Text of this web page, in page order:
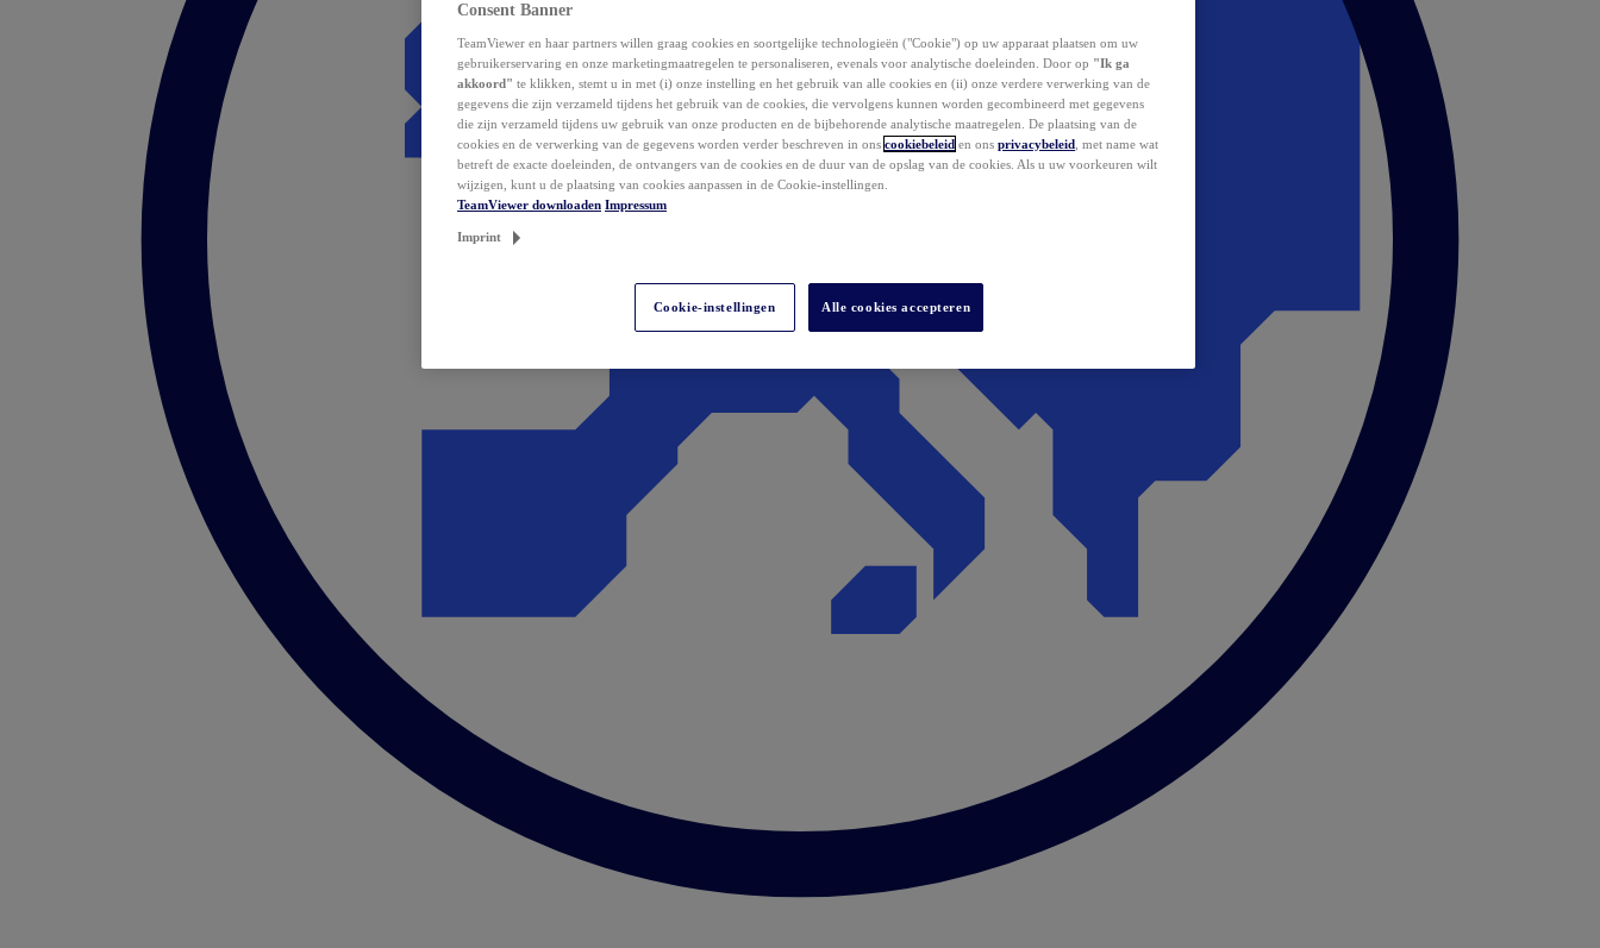
Consent Banner
TeamViewer en haar partners willen graag cookies en soortgelijke technologieën ("Cookie") op uw apparaat plaatsen om uw
gebruikerservaring en onze marketingmaatregelen te personaliseren, evenals voor analytische doeleinden. Door op "Ik ga
akkoord" te klikken, stemt u in met (i) onze instelling en het gebruik van alle cookies en (ii) onze verdere verwerking van de
gegevens die zijn verzameld tijdens het gebruik van de cookies, die vervolgens kunnen worden gecombineerd met gegevens
die zijn verzameld tijdens uw gebruik van onze producten en de bijbehorende analytische maatregelen. De plaatsing van de
cookies en de verwerking van de gegevens worden verder beschreven in ons cookiebeleid en ons privacybeleid , met name wat
betreft de exacte doeleinden, de ontvangers van de cookies en de duur van de opslag van de cookies. Als u uw voorkeuren wilt
wijzigen, kunt u de plaatsing van cookies aanpassen in de Cookie-instellingen.
TeamViewer downloaden Impressum
Imprint
Cookie-instellingen Alle cookies accepteren